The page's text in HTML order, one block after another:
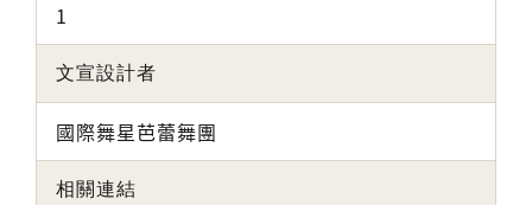
1
文宣設計者
國際舞星芭蕾舞團
相關連結